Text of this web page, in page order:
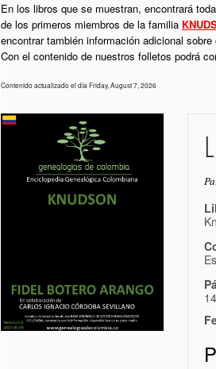
En los libros que se muestran, encontrará
de los primeros miembros de la familia
encontrar también información adicional
Con el contenido de nuestros folletos podrá
Contenido actualizado el día Friday, August 7, 2026
14